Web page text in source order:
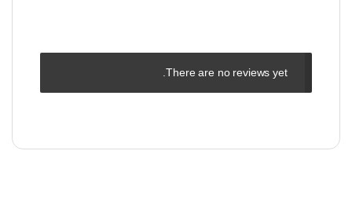
There are no reviews yet.